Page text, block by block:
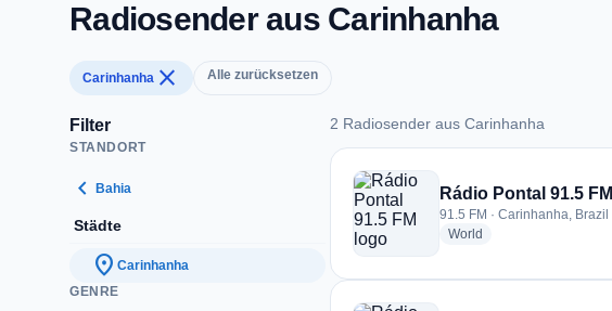
Radiosender aus Carinhanha
Carinhanha close Alle zurücksetzen
Filter
STANDORT
chevron_left Bahia
Städte
location_on Carinhanha
GENRE
2 Radiosender aus Carinhanha
2 Radiosender aus Carinhanha
Rádio Pontal 91.5 FM
91.5 FM · Carinhanha, Brazil
World